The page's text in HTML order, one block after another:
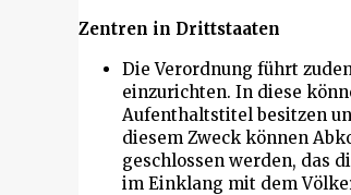
Zentren in Drittstaaten
Die Verordnung führt
einzurichten. In diese
Aufenthaltstitel besitzen
diesem Zweck können
geschlossen werden, das
im Einklang mit dem